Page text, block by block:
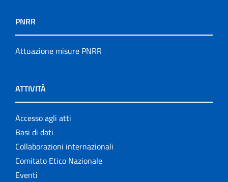
PNRR
Attuazione misure PNRR
ATTIVITÀ
Accesso agli atti
Basi di dati
Collaborazioni internazionali
Comitato Etico Nazionale
Eventi